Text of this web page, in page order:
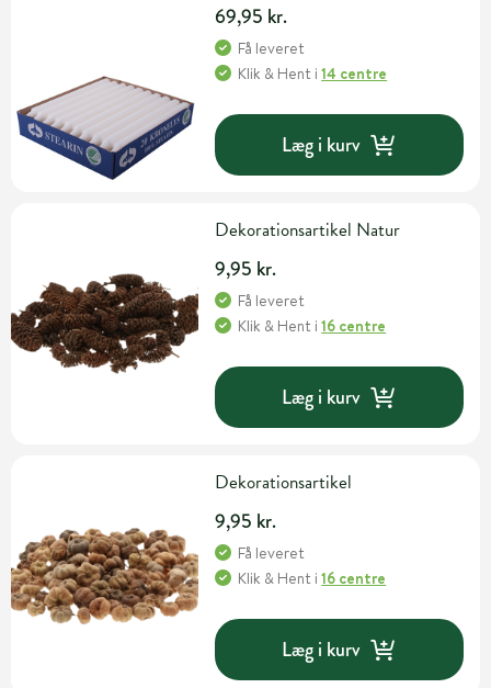
69,95 kr.
Få leveret
Klik & Hent i14 centre
Læg i kurv
Dekorationsartikel Natur
9,95 kr.
Få leveret
Klik & Hent i16 centre
Læg i kurv
Dekorationsartikel
9,95 kr.
Få leveret
Klik & Hent i16 centre
Læg i kurv